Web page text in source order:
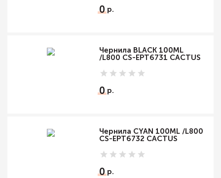
0
Чернила BLACK 100ML
/L800 CS-EPT6731 CACTUS
0
Чернила CYAN 100ML /L800
CS-EPT6732 CACTUS
0